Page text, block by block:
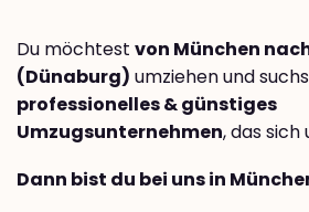
Du möchtest von München
(Dünaburg) umziehen und
professionelles & günstiges
Umzugsunternehmen, das
Dann bist du bei uns in